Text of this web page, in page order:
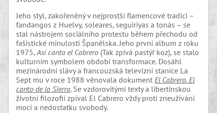
Jeho styl, zakořeněný v nejprostší flamencové tradici –
fandangos z Huelvy, soleares, seguiriyas a tonás – se
stal nástrojem sociálního protestu během přechodu od
fašistické minulosti Španělska. Jeho první album z roku
1975,Así canta el Cabrero (Tak zpívá pastýř koz), se stalo
kulturním symbolem období transformace. Dosáhl
mezinárodní slávy a francouzská televizní stanice La
Sept mu v roce 1988 věnovala dokumentEl Cabrero. El
canto de la Sierra. Se vzdorovitými texty a libertinskou
životní filozofií zpíval El Cabrero vždy proti zneužívání
moci a nedostatku svobody.